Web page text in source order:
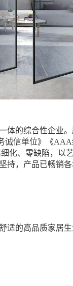
体的综合性企业
诚信单位》《
化、零缺陷，以
持，产品已畅销
适的高品质家居生